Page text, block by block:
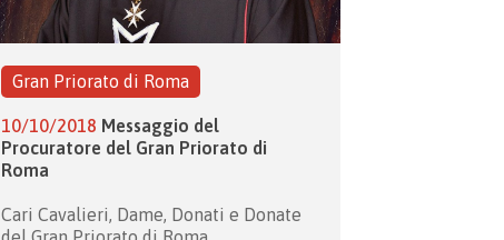
Gran Priorato di Roma
10/10/2018 Messaggio del
Procuratore del Gran Priorato di
Roma
Cari Cavalieri, Dame, Donati e Donate